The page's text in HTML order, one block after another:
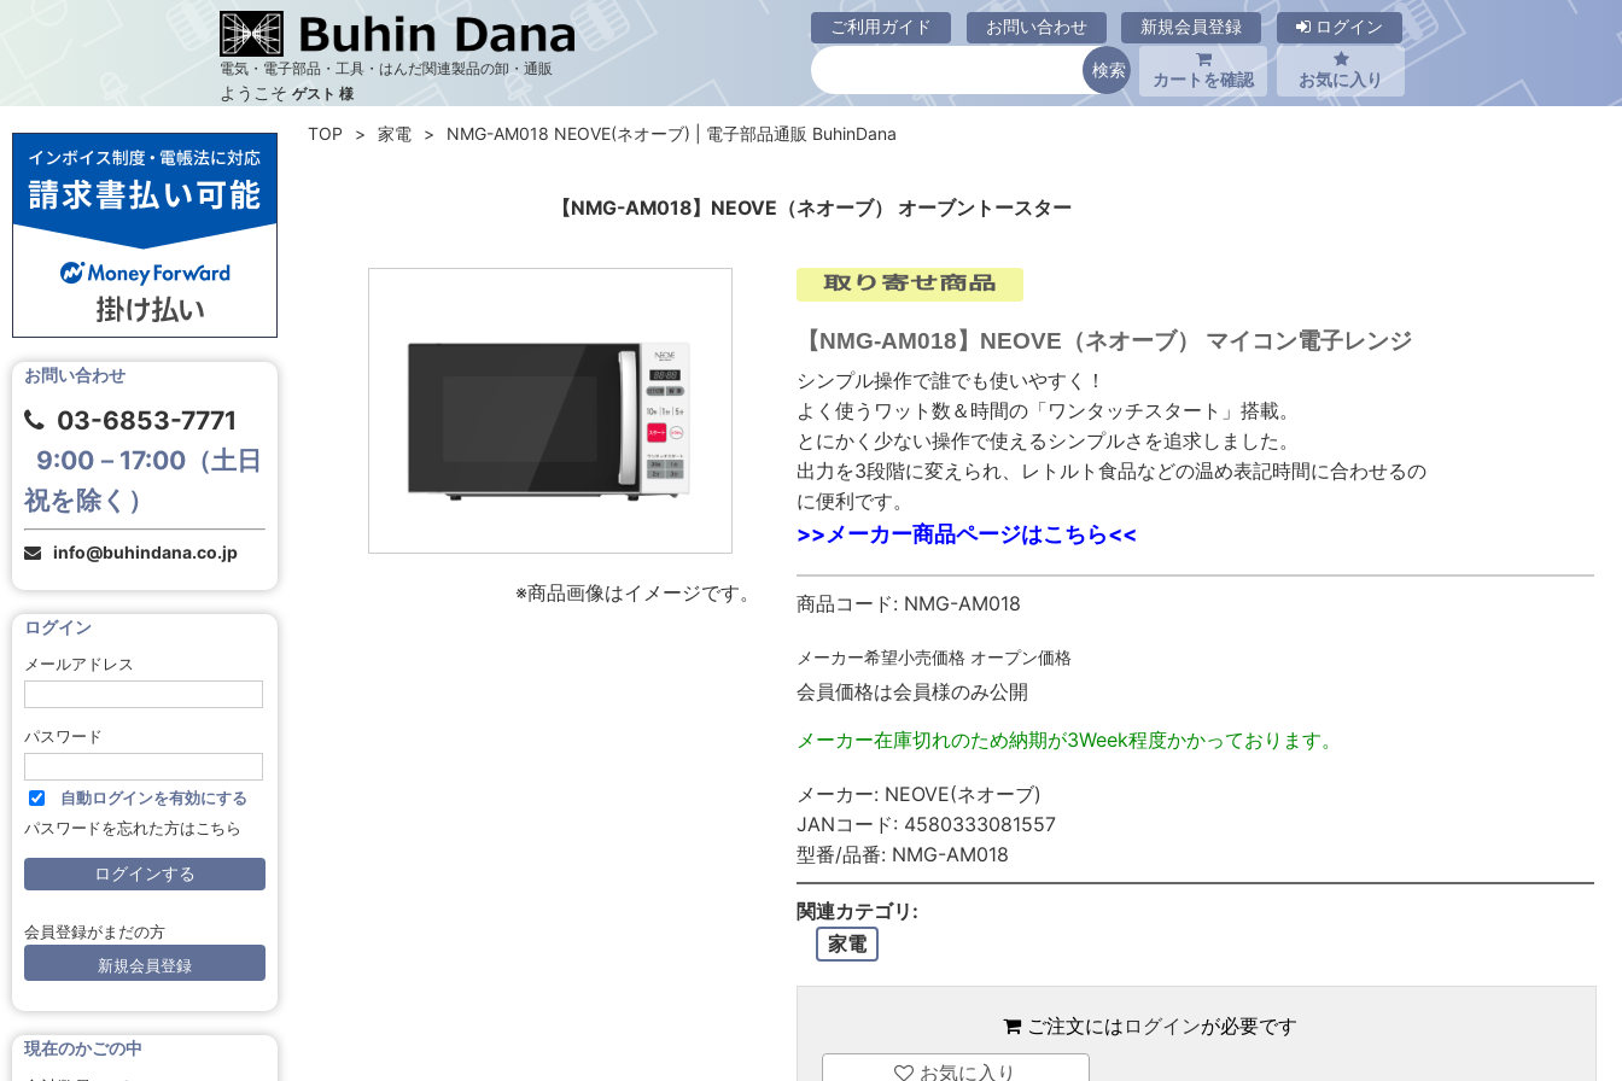
電気・電子部品・工具・はんだ関連製品の卸・通販
ようこそ ゲスト 様
ご利用ガイド お問い合わせ 新規会員登録 ログイン
カートを確認 お気に入り
【NMG-AM018】NEOVE（ネオーブ） オーブントースター
お問い合わせ
03-6853-7771
9:00－17:00（土日
祝を除く）
info@buhindana.co.jp
ログイン
メールアドレス
パスワード
自動ログインを有効にする
パスワードを忘れた方はこちら
会員登録がまだの方
新規会員登録
現在のかごの中
TOP 家電 NMG-AM018 NEOVE(ネオーブ) | 電子部品通販 BuhinDana
※商品画像はイメージです。
【NMG-AM018】NEOVE（ネオーブ） マイコン電子レンジ
シンプル操作で誰でも使いやすく！
よく使うワット数＆時間の「ワンタッチスタート」搭載。
とにかく少ない操作で使えるシンプルさを追求しました。
出力を3段階に変えられ、レトルト食品などの温め表記時間に合わせるの
に便利です。
>>メーカー商品ページはこちら<<
商品コード: NMG-AM018
メーカー希望小売価格 オープン価格
会員価格は会員様のみ公開
メーカー在庫切れのため納期が3Week程度かかっております。
メーカー: NEOVE(ネオーブ)
JANコード: 4580333081557
型番/品番: NMG-AM018
関連カテゴリ:
家電
ご注文には ログインが必要です
お気に入り